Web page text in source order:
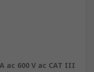
ac 600 V ac CAT III